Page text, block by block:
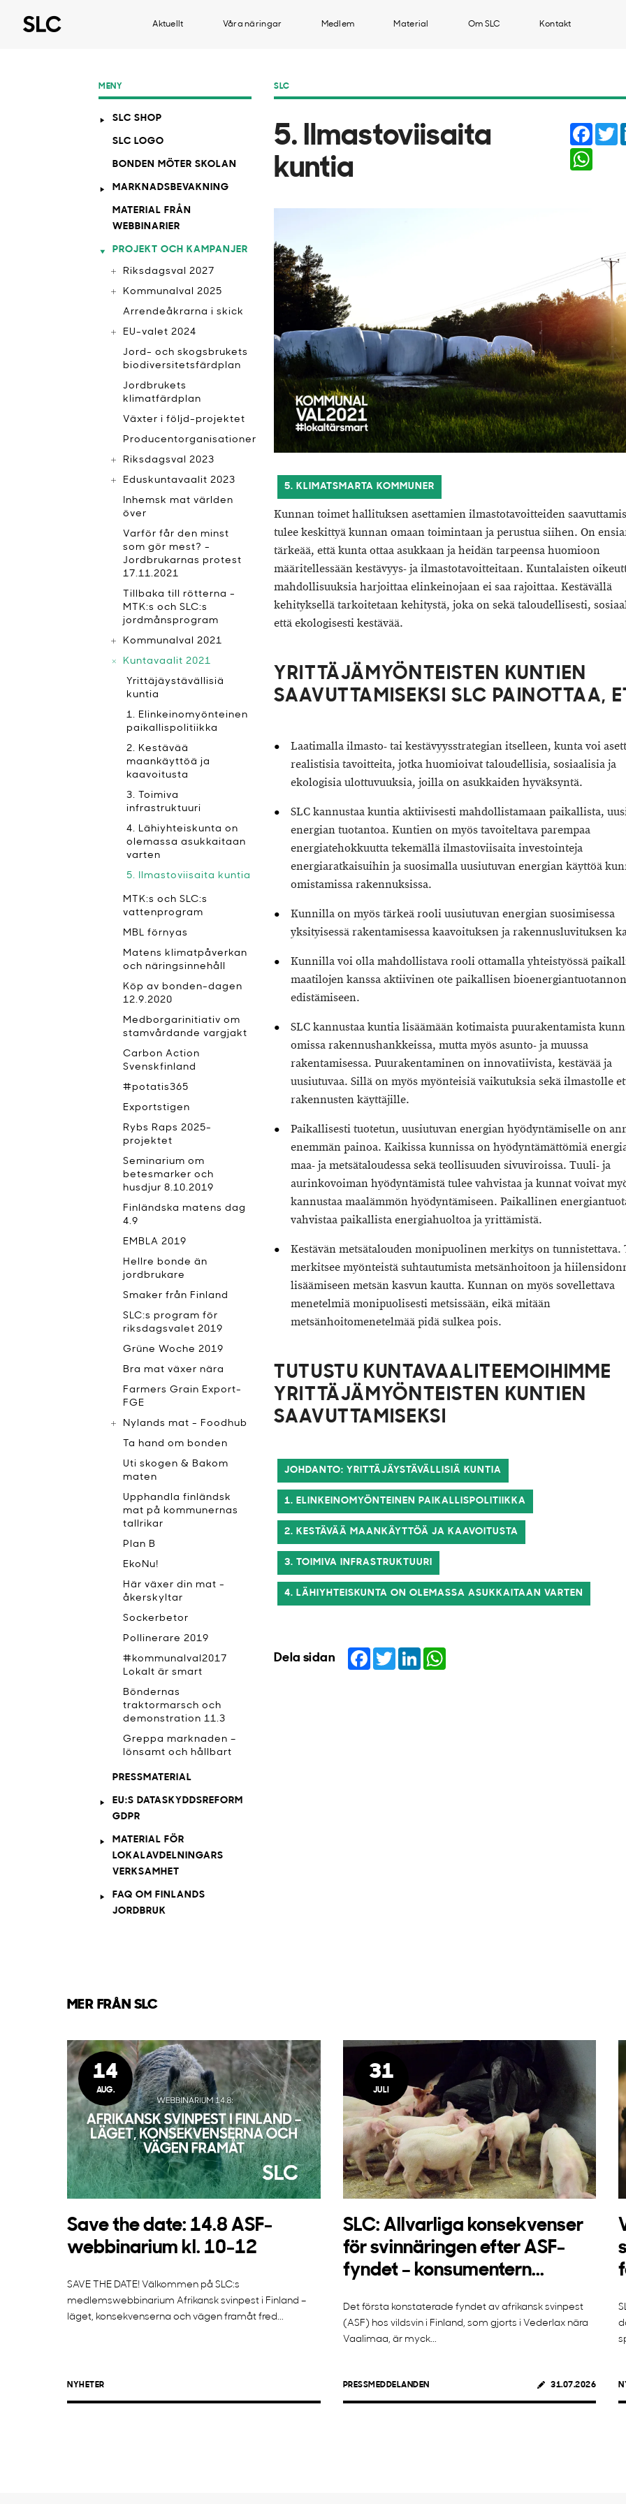
Aktuellt Våra näringar Medlem Material Om SLC Kontakt
SLC
5. Ilmastoviisaita
kuntia
5. KLIMATSMARTA KOMMUNER
Kunnan toimet hallituksen asettamien ilmastotavoitteiden
tulee keskittyä kunnan omaan toimintaan ja perustua siihen. On
tärkeää, että kunta ottaa asukkaan ja heidän tarpeensa huomioon
määritellessään kestävyys- ja ilmastotavoitteitaan. Kuntalaisten
mahdollisuuksia harjoittaa elinkeinojaan ei saa rajoittaa. Kestävällä
kehityksellä tarkoitetaan kehitystä, joka on sekä taloudellisesti,
että ekologisesti kestävää.
YRITTÄJÄMYÖNTEISTEN KUNTIEN
SAAVUTTAMISEKSI SLC PAINOTTAA,
Laatimalla ilmasto- tai kestävyysstrategian itselleen, kunta voi
realistisia tavoitteita, jotka huomioivat taloudellisia, sosiaalisia ja
ekologisia ulottuvuuksia, joilla on asukkaiden hyväksyntä.
SLC kannustaa kuntia aktiivisesti mahdollistamaan paikallista,
energian tuotantoa. Kuntien on myös tavoiteltava parempaa
energiatehokkuutta tekemällä ilmastoviisaita investointeja
energiaratkaisuihin ja suosimalla uusiutuvan energian käyttöä
omistamissa rakennuksissa.
Kunnilla on myös tärkeä rooli uusiutuvan energian suosimisessa
yksityisessä rakentamisessa kaavoituksen ja rakennusluvituksen
Kunnilla voi olla mahdollistava rooli ottamalla yhteistyössä
maatilojen kanssa aktiivinen ote paikallisen bioenergiantuotannon
edistämiseen.
SLC kannustaa kuntia lisäämään kotimaista puurakentamista
omissa rakennushankkeissa, mutta myös asunto- ja muussa
rakentamisessa. Puurakentaminen on innovatiivista, kestävää ja
uusiutuvaa. Sillä on myös myönteisiä vaikutuksia sekä ilmastolle
rakennusten käyttäjille.
Paikallisesti tuotetun, uusiutuvan energian hyödyntämiselle on
enemmän painoa. Kaikissa kunnissa on hyödyntämättömiä
maa- ja metsätaloudessa sekä teollisuuden sivuviroissa. Tuuli- ja
aurinkovoiman hyödyntämistä tulee vahvistaa ja kunnat voivat
kannustaa maalämmön hyödyntämiseen. Paikallinen
vahvistaa paikallista energiahuoltoa ja yrittämistä.
Kestävän metsätalouden monipuolinen merkitys on tunnistettava.
merkitsee myönteistä suhtautumista metsänhoitoon ja
lisäämiseen metsän kasvun kautta. Kunnan on myös sovellettava
menetelmiä monipuolisesti metsissään, eikä mitään
metsänhoitomenetelmää pidä sulkea pois.
TUTUSTU KUNTAVAALITEEMOIHIMME
YRITTÄJÄMYÖNTEISTEN KUNTIEN
SAAVUTTAMISEKSI
JOHDANTO: YRITTÄJÄYSTÄVÄLLISIÄ KUNTIA
1. ELINKEINOMYÖNTEINEN PAIKALLISPOLITIIKKA
2. KESTÄVÄÄ MAANKÄYTTÖÄ JA KAAVOITUSTA
3. TOIMIVA INFRASTRUKTUURI
4. LÄHIYHTEISKUNTA ON OLEMASSA ASUKKAITAAN VARTEN
Dela sidan Facebook
TwitterLinkedIn
MENY
SLC SHOP
SLC LOGO
BONDEN MÖTER SKOLAN
MARKNADSBEVAKNING
MATERIAL FRÅN
WEBBINARIER
PROJEKT OCH KAMPANJER
Riksdagsval 2027
Kommunalval 2025
Arrendeåkrarna i skick
EU-valet 2024
Jord- och skogsbrukets
biodiversitetsfärdplan
Jordbrukets
klimatfärdplan
Växter i följd-projektet
Producentorganisationer
Riksdagsval 2023
Eduskuntavaalit 2023
Inhemsk mat världen
över
Varför får den minst
som gör mest? -
Jordbrukarnas protest
17.11.2021
Tillbaka till rötterna -
MTK:s och SLC:s
jordmånsprogram
Kommunalval 2021
Kuntavaalit 2021
Yrittäjäystävällisiä
kuntia
1. Elinkeinomyönteinen
paikallispolitiikka
2. Kestävää
maankäyttöä ja
kaavoitusta
3. Toimiva
infrastruktuuri
4. Lähiyhteiskunta on
olemassa asukkaitaan
varten
5. Ilmastoviisaita kuntia
MTK:s och SLC:s
vattenprogram
MBL förnyas
Matens klimatpåverkan
och näringsinnehåll
Köp av bonden-dagen
12.9.2020
Medborgarinitiativ om
stamvårdande vargjakt
Carbon Action
Svenskfinland
#potatis365
Exportstigen
Rybs Raps 2025-
projektet
Seminarium om
betesmarker och
husdjur 8.10.2019
Finländska matens dag
4.9
EMBLA 2019
Hellre bonde än
jordbrukare
Smaker från Finland
SLC:s program för
riksdagsvalet 2019
Grüne Woche 2019
Bra mat växer nära
Farmers Grain Export-
FGE
Nylands mat - Foodhub
Ta hand om bonden
Uti skogen & Bakom
maten
Upphandla finländsk
mat på kommunernas
tallrikar
Plan B
EkoNu!
Här växer din mat -
åkerskyltar
Sockerbetor
Pollinerare 2019
#kommunalval2017
Lokalt är smart
Böndernas
traktormarsch och
demonstration 11.3
Greppa marknaden –
lönsamt och hållbart
PRESSMATERIAL
EU:S DATASKYDDSREFORM
GDPR
MATERIAL FÖR
LOKALAVDELNINGARS
VERKSAMHET
FAQ OM FINLANDS
JORDBRUK
MER FRÅN SLC
14
AUG.
Save the date: 14.8 ASF-
webbinarium kl. 10-12
SAVE THE DATE! Välkommen på SLC:s
medlemswebbinarium Afrikansk svinpest i Finland –
läget, konsekvenserna och vägen framåt fred...
NYHETER
31
JULI
SLC: Allvarliga konsekvenser
för svinnäringen efter ASF-
fyndet – konsumentern...
Det första konstaterade fyndet av afrikansk svinpest
(ASF) hos vildsvin i Finland, som gjorts i Vederlax nära
Vaalimaa, är myck...
PRESSMEDDELANDEN 31.07.2026